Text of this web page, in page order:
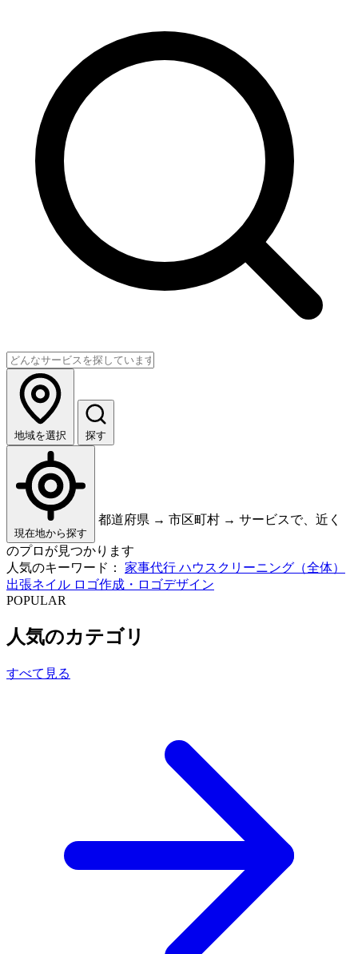
地域を選択 探す
現在地から探す
都道府県 → 市区町村 → サービスで、近く
のプロが見つかります
人気のキーワード：
家事代行 ハウスクリーニング（全体）
出張ネイル ロゴ作成・ロゴデザイン
POPULAR
人気のカテゴリ
すべて見る